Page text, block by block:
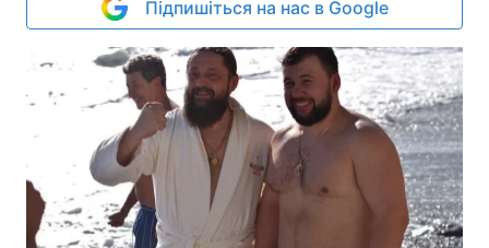
Підпишіться на нас в Google